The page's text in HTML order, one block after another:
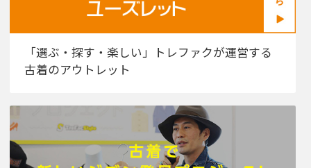
「選ぶ・探す・楽しい」トレファクが運営する
古着のアウトレット